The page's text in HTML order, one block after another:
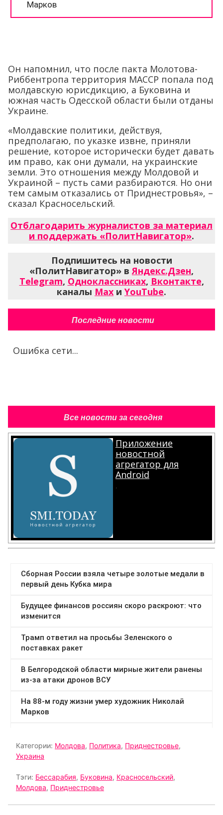
Он напомнил, что после пакта Молотова-
Риббентропа территория МАССР попала под
молдавскую юрисдикцию, а Буковина и
южная часть Одесской области были отданы
Украине.
«Молдавские политики, действуя,
предполагаю, по указке извне, приняли
решение, которое исторически будет давать
им право, как они думали, на украинские
земли. Это отношения между Молдовой и
Украиной – пусть сами разбираются. Но они
тем самым отказались от Приднестровья», –
сказал Красносельский.
Отблагодарить журналистов за материал
и поддержать «ПолитНавигатор».
Подпишитесь на новости
«ПолитНавигатор» вЯндекс.Дзен,
Telegram, Одноклассниках, Вконтакте,
каналы Max и YouTube.
Последние новости
Ошибка сети...
Все новости за сегодня
Приложение
новостной
агрегатор для
Android
.
Категории: Молдова, Политика, Приднестровье,
Украина
Тэги: Бессарабия, Буковина, Красносельский,
Молдова, Приднестровье